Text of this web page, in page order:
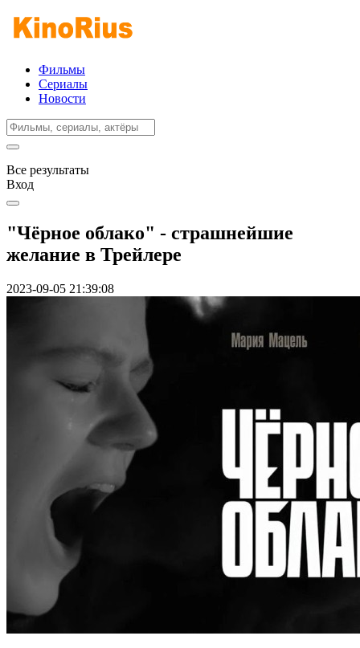
Фильмы
Сериалы
Новости
Все результаты
Вход
"Чёрное облако" - страшнейшие
желание в Трейлере
2023-09-05 21:39:08